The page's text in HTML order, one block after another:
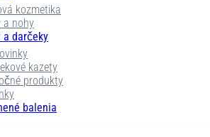
kozmetika
a nohy
a darčeky
kazety
produkty
balenia